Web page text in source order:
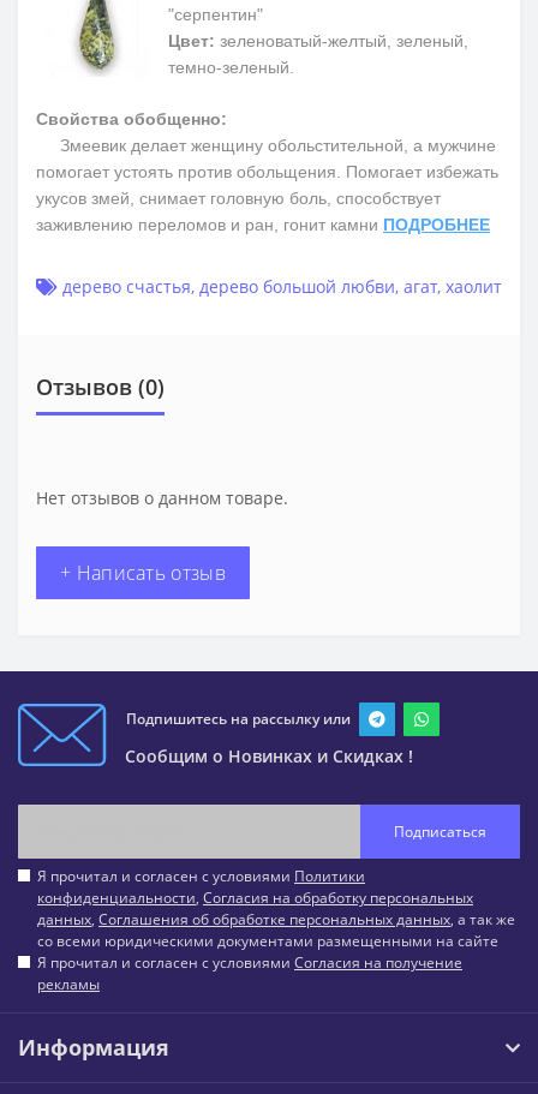
"серпентин"
Цвет: зеленоватый-желтый, зеленый,
темно-зеленый.
Свойства обобщенно:
Змеевик делает женщину обольстительной, а мужчине
помогает устоять против обольщения. Помогает избежать
укусов змей, снимает головную боль, способствует
заживлению переломов и ран, гонит камни ПОДРОБНЕЕ
дерево счастья, дерево большой любви, агат, хаолит
Отзывов (0)
Нет отзывов о данном товаре.
+ Написать отзыв
Подпишитесь на рассылку или
Сообщим о Новинках и Скидках !
Подписаться
Я прочитал и согласен с условиями Политики
конфиденциальности, Согласия на обработку персональных
данных, Соглашения об обработке персональных данных, а так же
со всеми юридическими документами размещенными на сайте
Я прочитал и согласен с условиями Согласия на получение
рекламы
Информация